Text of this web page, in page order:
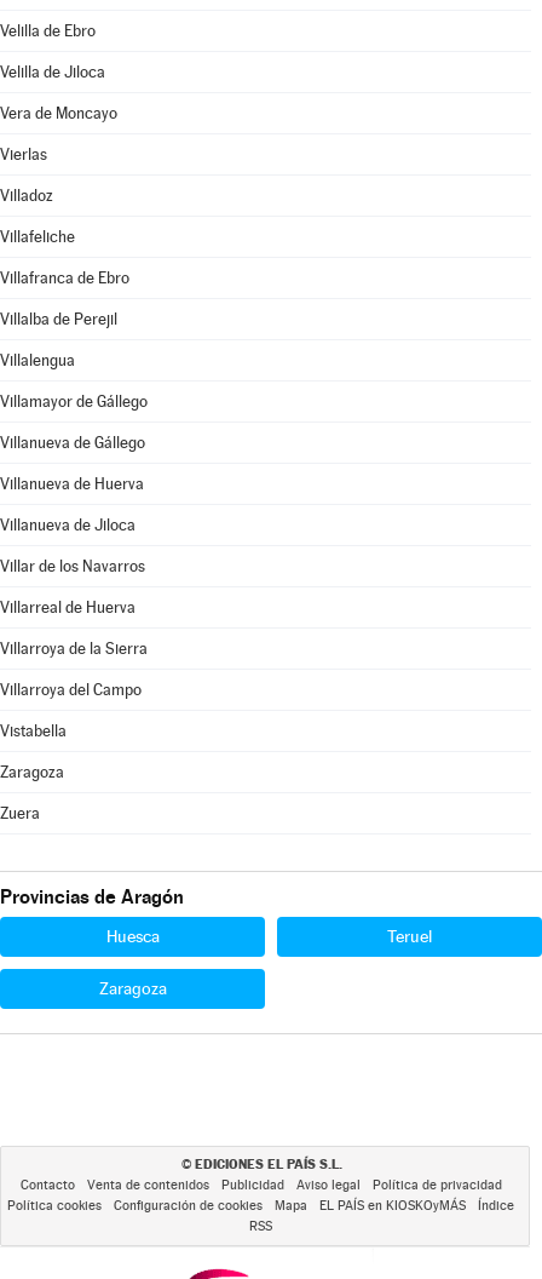
Velilla de Ebro
Velilla de Jiloca
Vera de Moncayo
Vierlas
Villadoz
Villafeliche
Villafranca de Ebro
Villalba de Perejil
Villalengua
Villamayor de Gállego
Villanueva de Gállego
Villanueva de Huerva
Villanueva de Jiloca
Villar de los Navarros
Villarreal de Huerva
Villarroya de la Sierra
Villarroya del Campo
Vistabella
Zaragoza
Zuera
Provincias de Aragón
Huesca Teruel
Zaragoza
© EDICIONES EL PAÍS S.L.
Contacto Venta de contenidos Publicidad Aviso legal
Política de privacidad
Política cookies
Configuración de cookies Mapa EL PAÍS en KIOSKOyMÁS
Índice
RSS